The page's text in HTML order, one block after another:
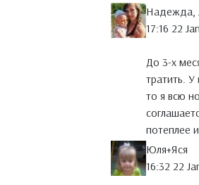
Надежда,
17:16 22
До 3-х
тратить.
то я всю
потеплее
Юля+Яся
16:32 22